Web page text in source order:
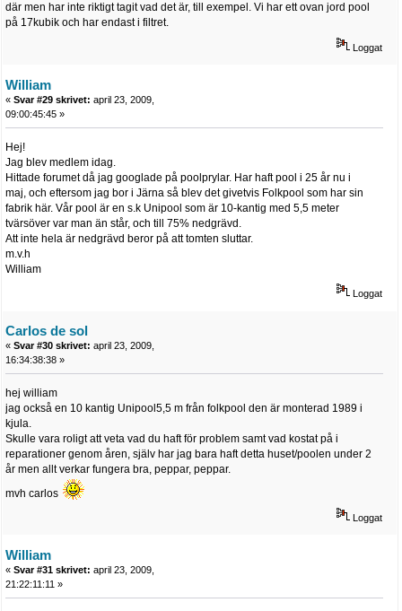
där men har inte riktigt tagit vad det är, till exempel. Vi har ett ovan jord pool
på 17kubik och har endast i filtret.
Loggat
William
« Svar #29 skrivet: april 23, 2009,
09:00:45:45 »
Hej!
Jag blev medlem idag.
Hittade forumet då jag googlade på poolprylar. Har haft pool i 25 år nu i
maj, och eftersom jag bor i Järna så blev det givetvis Folkpool som har sin
fabrik här. Vår pool är en s.k Unipool som är 10-kantig med 5,5 meter
tvärsöver var man än står, och till 75% nedgrävd.
Att inte hela är nedgrävd beror på att tomten sluttar.
m.v.h
William
Loggat
Carlos de sol
« Svar #30 skrivet: april 23, 2009,
16:34:38:38 »
hej william
jag också en 10 kantig Unipool5,5 m från folkpool den är monterad 1989 i
kjula.
Skulle vara roligt att veta vad du haft för problem samt vad kostat på i
reparationer genom åren, själv har jag bara haft detta huset/poolen under 2
år men allt verkar fungera bra, peppar, peppar.
mvh carlos
Loggat
William
« Svar #31 skrivet: april 23, 2009,
21:22:11:11 »